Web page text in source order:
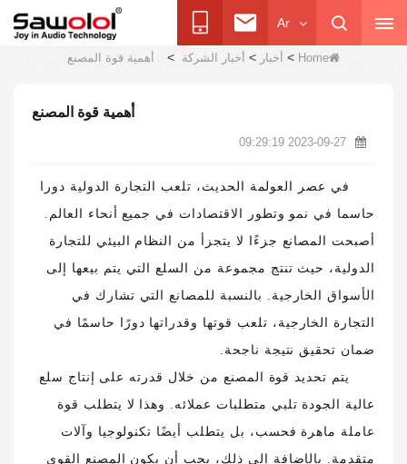
Ar
Home
> أخبار > أخبار الشركة > أهمية قوة المصنع
أهمية قوة المصنع
2023-09-27 09:29:19
في عصر العولمة الحديث، تلعب التجارة الدولية دورا
حاسما في نمو وتطور الاقتصادات في جميع أنحاء العالم.
أصبحت المصانع جزءًا لا يتجزأ من النظام البيئي للتجارة
الدولية، حيث تنتج مجموعة من السلع التي يتم بيعها إلى
الأسواق الخارجية. بالنسبة للمصانع التي تشارك في
التجارة الخارجية، تلعب قوتها وقدراتها دورًا حاسمًا في
ضمان تحقيق نتيجة ناجحة.
يتم تحديد قوة المصنع من خلال قدرته على إنتاج سلع
عالية الجودة تلبي متطلبات عملائه. وهذا لا يتطلب قوة
عاملة ماهرة فحسب، بل يتطلب أيضًا تكنولوجيا وآلات
متقدمة. بالإضافة إلى ذلك، يجب أن يكون المصنع القوي